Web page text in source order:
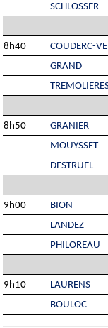
SCHLOSSER
8h40 COUDERC-
GRAND
8h50 GRANIER
MOUYSSET
DESTRUEL
9h00 BION
LANDEZ
PHILOREAU
9h10 LAURENS
BOULOC